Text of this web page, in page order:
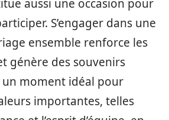
aussi une occasion pour
S’engager dans une
ensemble renforce les
génère des souvenirs
un moment idéal pour
importantes, telles